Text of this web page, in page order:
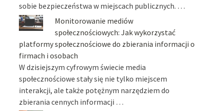
sobie bezpieczeństwa w miejscach publicznych. …
Monitorowanie mediów
społecznościowych: Jak wykorzystać
platformy społecznościowe do zbierania informacji o
firmach i osobach
W dzisiejszym cyfrowym świecie media
społecznościowe stały się nie tylko miejscem
interakcji, ale także potężnym narzędziem do
zbierania cennych informacji …